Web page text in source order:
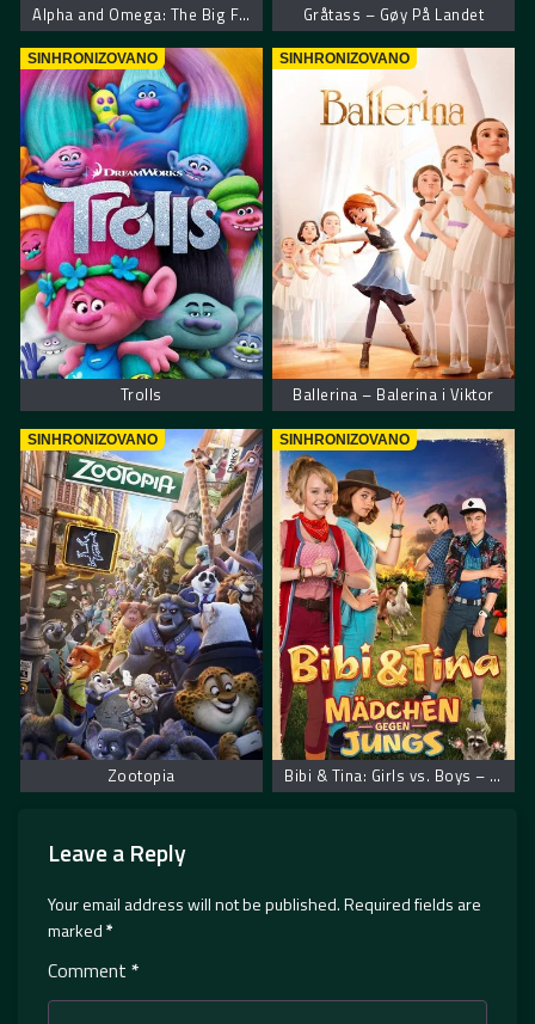
Alpha and Omega: The Big Fureeze – Alfa i Omega: Veliko smrzavanje Gråtass – Gøy På Landet
SINHRONIZOVANO
Trolls
SINHRONIZOVANO
Ballerina – Balerina i Viktor
SINHRONIZOVANO
Zootopia
SINHRONIZOVANO
Bibi & Tina: Girls vs. Boys – Bibi i Tina: Devojčice protiv dečaka
Leave a Reply
Your email address will not be published.Required fields are
marked*
Comment *